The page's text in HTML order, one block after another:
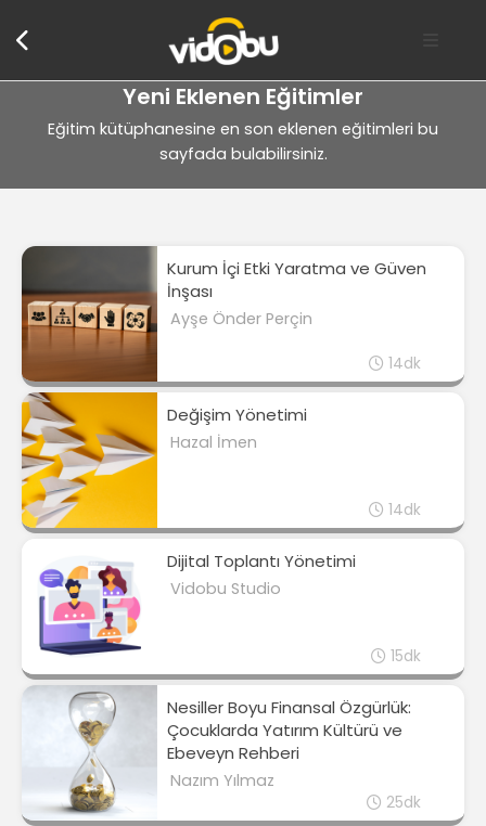
Yeni Eklenen Eğitimler
Eğitim kütüphanesine en son eklenen eğitimleri bu
sayfada bulabilirsiniz.
Kurum İçi Etki Yaratma ve Güven
İnşası
Ayşe Önder Perçin
14dk
Değişim Yönetimi
Hazal İmen
14dk
Dijital Toplantı Yönetimi
Vidobu Studio
15dk
Nesiller Boyu Finansal Özgürlük:
Çocuklarda Yatırım Kültürü ve
Ebeveyn Rehberi
Nazım Yılmaz
25dk